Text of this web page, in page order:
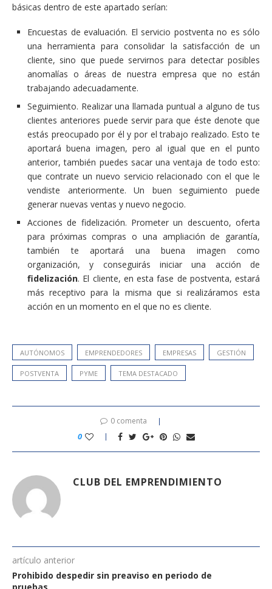
básicas dentro de este apartado serían:
Encuestas de evaluación. El servicio postventa no es sólo
una herramienta para consolidar la satisfacción de un
cliente, sino que puede servirnos para detectar posibles
anomalías o áreas de nuestra empresa que no están
trabajando adecuadamente.
Seguimiento. Realizar una llamada puntual a alguno de tus
clientes anteriores puede servir para que éste denote que
estás preocupado por él y por el trabajo realizado. Esto te
aportará buena imagen, pero al igual que en el punto
anterior, también puedes sacar una ventaja de todo esto:
que contrate un nuevo servicio relacionado con el que le
vendiste anteriormente. Un buen seguimiento puede
generar nuevas ventas y nuevo negocio.
Acciones de fidelización. Prometer un descuento, oferta
para próximas compras o una ampliación de garantía,
también te aportará una buena imagen como
organización, y conseguirás iniciar una acción de
fidelización. El cliente, en esta fase de postventa, estará
más receptivo para la misma que si realizáramos esta
acción en un momento en el que no es cliente.
AUTÓNOMOS EMPRENDEDORES EMPRESAS GESTIÓN
POSTVENTA PYME TEMA DESTACADO
0 comenta
0
CLUB DEL EMPRENDIMIENTO
artículo anterior
Prohibido despedir sin preaviso en periodo de
pruebas